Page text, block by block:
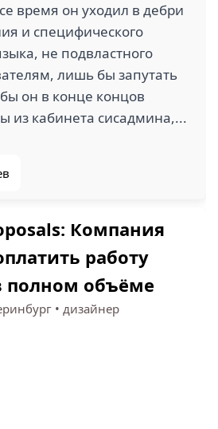
время он уходил в дебри
и специфического
не подвластного
лишь бы запутать
он в конце концов
из кабинета сисадмина,...
Компания
работу
полном объёме
• дизайнер